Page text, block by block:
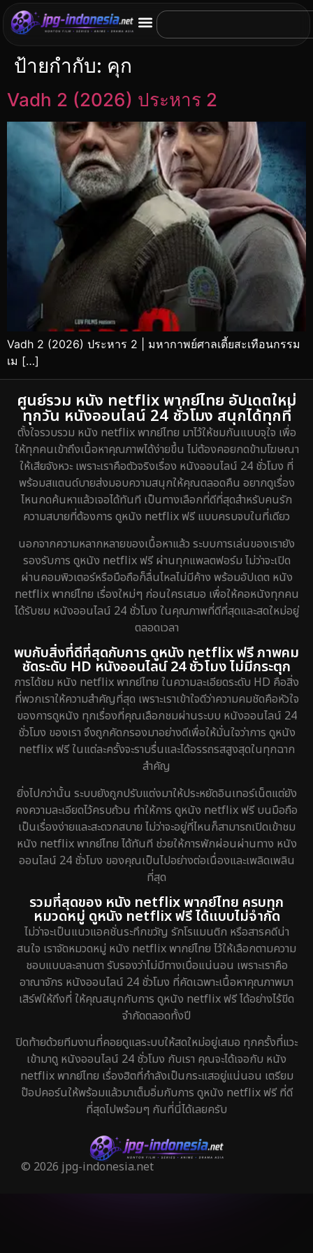
ป้ายกำกับ: คุก
Vadh 2 (2026) ประหาร 2
Vadh 2 (2026) ประหาร 2 | มหากาพย์ศาลเตี้ยสะเทือนกรรม
เม […]
ศูนย์รวม หนัง netflix พากย์ไทย อัปเดตใหม่
ทุกวัน หนังออนไลน์ 24 ชั่วโมง สนุกได้ทุกที่
ตั้งใจรวบรวม หนัง netflix พากย์ไทย มาไว้ให้ชมกันแบบจุใจ เพื่อ
ให้ทุกคนเข้าถึงเนื้อหาคุณภาพได้ง่ายขึ้น ไม่ต้องคอยกดข้ามโฆษณา
ให้เสียจังหวะ เพราะเราคือตัวจริงเรื่อง หนังออนไลน์ 24 ชั่วโมง ที่
พร้อมสแตนด์บายส่งมอบความสนุกให้คุณตลอดคืน อยากดูเรื่อง
ไหนกดค้นหาแล้วเจอได้ทันที เป็นทางเลือกที่ดีที่สุดสำหรับคนรัก
ความสบายที่ต้องการ ดูหนัง netflix ฟรี แบบครบจบในที่เดียว
นอกจากความหลากหลายของเนื้อหาแล้ว ระบบการเล่นของเรายัง
รองรับการ ดูหนัง netflix ฟรี ผ่านทุกแพลตฟอร์ม ไม่ว่าจะเปิด
ผ่านคอมพิวเตอร์หรือมือถือก็ลื่นไหลไม่มีค้าง พร้อมอัปเดต หนัง
netflix พากย์ไทย เรื่องใหม่ๆ ก่อนใครเสมอ เพื่อให้คอหนังทุกคน
ได้รับชม หนังออนไลน์ 24 ชั่วโมง ในคุณภาพที่ดีที่สุดและสดใหม่อยู่
ตลอดเวลา
พบกับสิ่งที่ดีที่สุดกับการ ดูหนัง netflix ฟรี ภาพคม
ชัดระดับ HD หนังออนไลน์ 24 ชั่วโมง ไม่มีกระตุก
การได้ชม หนัง netflix พากย์ไทย ในความละเอียดระดับ HD คือสิ่ง
ที่พวกเราให้ความสำคัญที่สุด เพราะเราเข้าใจดีว่าความคมชัดคือหัวใจ
ของการดูหนัง ทุกเรื่องที่คุณเลือกชมผ่านระบบ หนังออนไลน์ 24
ชั่วโมง ของเรา จึงถูกคัดกรองมาอย่างดีเพื่อให้มั่นใจว่าการ ดูหนัง
netflix ฟรี ในแต่ละครั้งจะราบรื่นและได้อรรถรสสูงสุดในทุกฉาก
สำคัญ
ยิ่งไปกว่านั้น ระบบยังถูกปรับแต่งมาให้ประหยัดอินเทอร์เน็ตแต่ยัง
คงความละเอียดไว้ครบถ้วน ทำให้การ ดูหนัง netflix ฟรี บนมือถือ
เป็นเรื่องง่ายและสะดวกสบาย ไม่ว่าจะอยู่ที่ไหนก็สามารถเปิดเข้าชม
หนัง netflix พากย์ไทย ได้ทันที ช่วยให้การพักผ่อนผ่านทาง หนัง
ออนไลน์ 24 ชั่วโมง ของคุณเป็นไปอย่างต่อเนื่องและเพลิดเพลิน
ที่สุด
รวมที่สุดของ หนัง netflix พากย์ไทย ครบทุก
หมวดหมู่ ดูหนัง netflix ฟรี ได้แบบไม่จำกัด
ไม่ว่าจะเป็นแนวแอคชั่นระทึกขวัญ รักโรแมนติก หรือสารคดีน่า
สนใจ เราจัดหมวดหมู่ หนัง netflix พากย์ไทย ไว้ให้เลือกตามความ
ชอบแบบละลานตา รับรองว่าไม่มีทางเบื่อแน่นอน เพราะเราคือ
อาณาจักร หนังออนไลน์ 24 ชั่วโมง ที่คัดเฉพาะเนื้อหาคุณภาพมา
เสิร์ฟให้ถึงที่ ให้คุณสนุกกับการ ดูหนัง netflix ฟรี ได้อย่างไร้ขีด
จำกัดตลอดทั้งปี
ปิดท้ายด้วยทีมงานที่คอยดูแลระบบให้สดใหม่อยู่เสมอ ทุกครั้งที่แวะ
เข้ามาดู หนังออนไลน์ 24 ชั่วโมง กับเรา คุณจะได้เจอกับ หนัง
netflix พากย์ไทย เรื่องฮิตที่กำลังเป็นกระแสอยู่แน่นอน เตรียม
ป๊อปคอร์นให้พร้อมแล้วมาเต็มอิ่มกับการ ดูหนัง netflix ฟรี ที่ดี
ที่สุดไปพร้อมๆ กันที่นี่ได้เลยครับ
© 2026 jpg-indonesia.net